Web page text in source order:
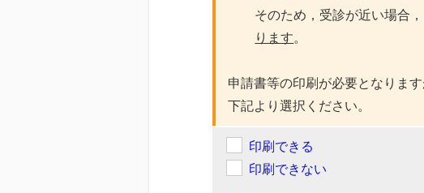
そのため，受診が近い場合，
ります。
申請書等の印刷が必要となりま
下記より選択ください。
印刷できる
印刷できない